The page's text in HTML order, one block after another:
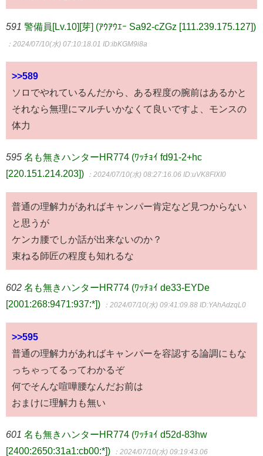
591 警備員[Lv.10][芽] (ｱｳｱｳｴｰ Sa92-cZGz [111.239.175.127])
：2024/07/10(水) 07:10:18.01 ID:ibKGM9i8a
>>589
ソロでやれているんだから、ある程度の腕前はあるかと
それなら無理にマルチいかなくて良いですよ、モンスの
体力
595 名も無きハンターHR774 (ﾜｯﾁｮｲ fd91-2+hc
[220.151.214.203])
：2024/07/10(水) 08:27:16.06 ID:uVK8FIXI0
普通の理解力があればキャンパー肯定など見つからない
と思うが
ケンカ腰でしか話が出来ないのか？
束ねる師匠の程度も知れるな
602 名も無きハンターHR774 (ﾜｯﾁｮｲ de33-EYDe
[2001:268:9471:937:*])
：2024/07/10(水) 09:41:09.88 ID:YAhAdzqL0
>>595
普通の理解力があればキャンパーを容認する論調にもな
っちゃってるってわかるぞ
何でそんな喧嘩腰なんだお前は
おまけに理解力も無い
601 名も無きハンターHR774 (ﾜｯﾁｮｲ d52d-83hw
[2400:2650:31a1:cb00:*])
：2024/07/10(水) 09:19:43.06